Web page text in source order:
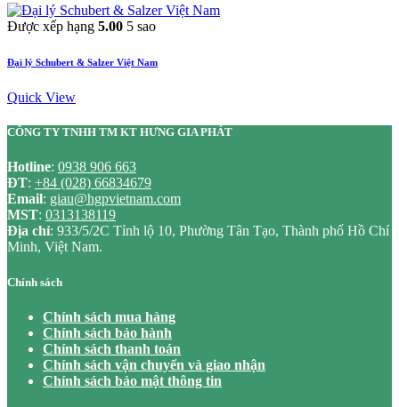
Được xếp hạng 5.00 5 sao
Đại lý Schubert & Salzer Việt Nam
Quick View
CÔNG TY TNHH TM KT HƯNG GIA PHÁT
Hotline: 0938 906 663
ĐT: +84 (028) 66834679
Email: giau@hgpvietnam.com
MST: 0313138119
Địa chỉ: 933/5/2C Tỉnh lộ 10, Phường Tân Tạo, Thành phố Hồ Chí
Minh, Việt Nam.
Chính sách
Chính sách mua hàng
Chính sách bảo hành
Chính sách thanh toán
Chính sách vận chuyển và giao nhận
Chính sách bảo mật thông tin